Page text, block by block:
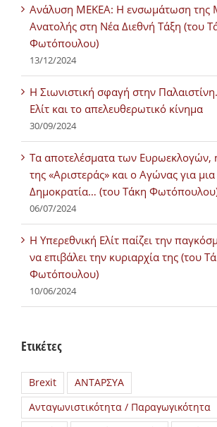
Ανάλυση ΜΕΚΕΑ: Η ενσωμάτωση της
Ανατολής στη Νέα Διεθνή Τάξη (του
Φωτόπουλου)
13/12/2024
Η Σιωνιστική σφαγή στην
Ελίτ και το απελευθερωτικό κίνημα
30/09/2024
Τα αποτελέσματα των Ευρωεκλογών,
της «Αριστεράς» και ο Αγώνας για
Δημοκρατία… (του Τάκη
06/07/2024
H Υπερεθνική Ελίτ παίζει την
να επιβάλει την κυριαρχία της (του
Φωτόπουλου)
10/06/2024
Ετικέτες
Brexit
ΑΝΤΑΡΣΥΑ
Ανταγωνιστικότητα / Παραγωγικότητα